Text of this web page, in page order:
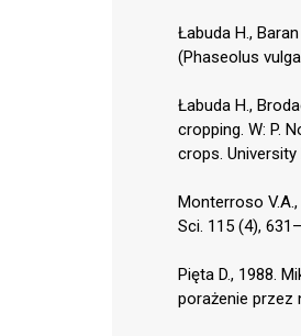
Łabuda H.,
(Phaseolus
Łabuda H.,
cropping. W: P.
crops.
Monterroso
Sci. 115 (4),
Pięta D., 1988.
porażenie przez